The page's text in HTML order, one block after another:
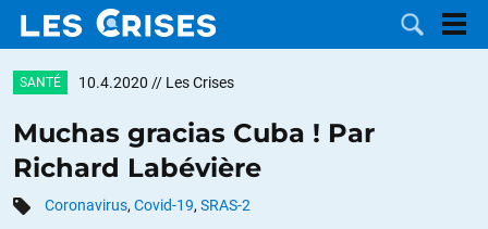
SANTÉ 10.4.2020 // Les Crises
Muchas gracias Cuba ! Par
Richard Labévière
Coronavirus, Covid-19, SRAS-2